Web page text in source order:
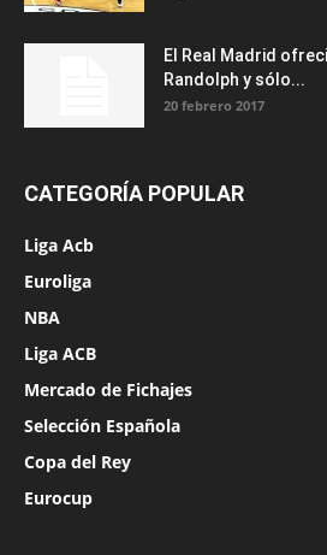
El Real Madrid
Randolph y sólo...
20 febrero 2017
CATEGORÍA POPULAR
Liga Acb
Euroliga
NBA
Liga ACB
Mercado de Fichajes
Selección Española
Copa del Rey
Eurocup